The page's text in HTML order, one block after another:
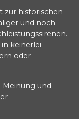
zur historischen
und noch
keinerlei
oder
Meinung und